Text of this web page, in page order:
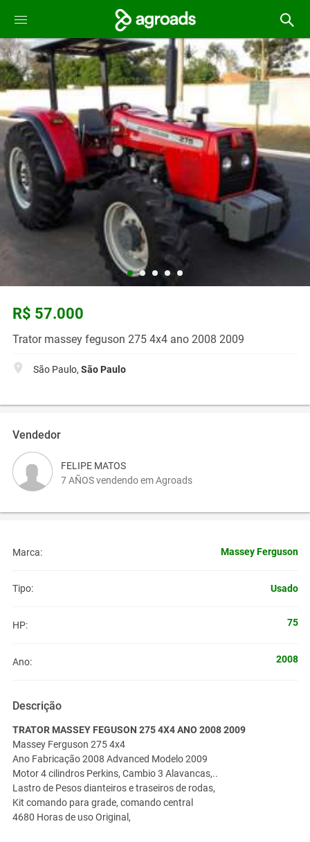
R$ 57.000
Trator massey feguson 275 4x4 ano 2008 2009
São Paulo, São Paulo
Vendedor
FELIPE MATOS
7 AÑOS vendendo em Agroads
Marca: Massey Ferguson
Tipo: Usado
HP: 75
Ano: 2008
Descrição
TRATOR MASSEY FEGUSON 275 4X4 ANO 2008 2009
Massey Ferguson 275 4x4
Ano Fabricação 2008 Advanced Modelo 2009
Motor 4 cilindros Perkins, Cambio 3 Alavancas,..
Lastro de Pesos dianteiros e traseiros de rodas,
Kit comando para grade, comando central
4680 Horas de uso Original,